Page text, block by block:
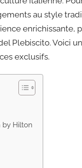
au style
enrichissante,
Plebiscito. Voici
exclusifs.
by Hilton